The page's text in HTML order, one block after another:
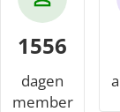
1556
dagen
member